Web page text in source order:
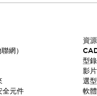
網）
全元件
資
型
影
選
軟